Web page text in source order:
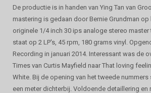
De productie is in handen van Ying Tan van
mastering is gedaan door Bernie Grundman op
originele 1/4 inch 30 ips analoge stereo master
staat op 2 LP's, 45 rpm, 180 grams vinyl.
Recording in januari 2014. Interessant was de
Times van Curtis Mayfield naar That loving
White. Bij de opening van het tweede nummers
een meter dichterbij. Voldoende detaillering en